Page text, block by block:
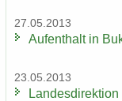
27.05.2013
Auf­ent­halt in
23.05.2013